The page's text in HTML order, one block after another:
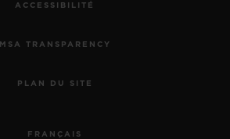
ACCESSIBILITÉ
MSA TRANSPARENCY
PLAN DU SITE
FRANÇAIS